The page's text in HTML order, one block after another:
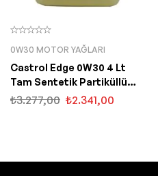
0W30 MOTOR YAĞLARI
Castrol Edge 0W30 4 Lt
Tam Sentetik Partiküllü
Motor Yağı
₺3.277,00 ₺2.341,00